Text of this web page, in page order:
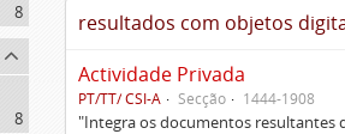
8
8
resultados com objetos
Actividade Privada
PT/TT/ CSI-A Secção 1444-1908
"Integra os documentos resultantes